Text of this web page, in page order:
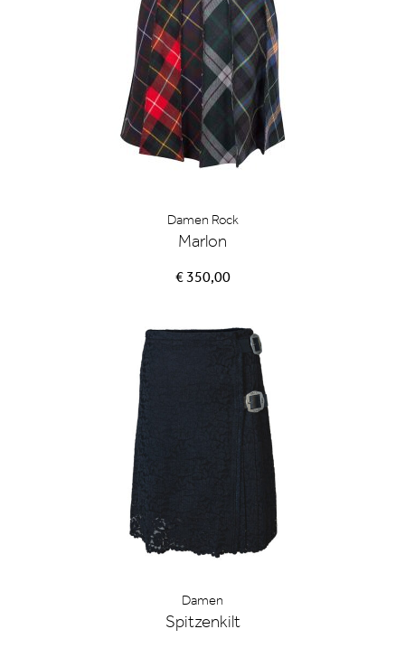
Damen Rock
Marlon
€ 350,00
Damen
Spitzenkilt